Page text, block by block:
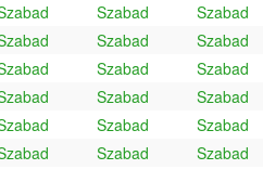
Szabad
Szabad
Szabad
Szabad
Szabad
Szabad
Szabad
Szabad
Szabad
Szabad
Szabad
Szabad